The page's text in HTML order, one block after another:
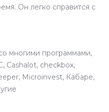
Он легко справится с
многими программами,
Cashalot, checkbox,
Microinvest, Кабаре,